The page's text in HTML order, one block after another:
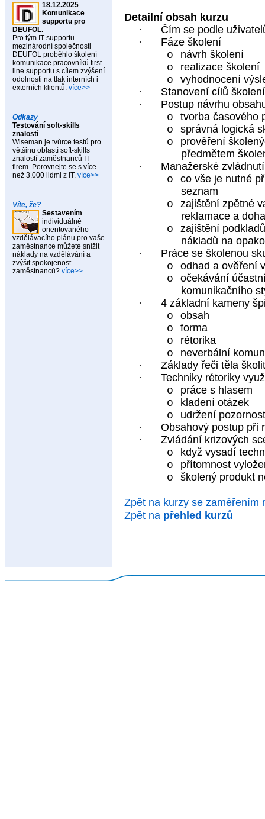
18.12.2025
Komunikace
supportu pro
DEUFOL.
Pro tým IT supportu
mezinárodní společnosti
DEUFOL proběhlo školení
komunikace pracovníků first
line supportu s cílem zvýšení
odolnosti na tlak interních i
externích klientů. více>>
Odkazy
Testování soft-skills
znalostí
Wiseman je tvůrce testů pro
většinu oblastí soft-skills
znalostí zaměstnanců IT
firem. Porovnejte se s více
než 3.000 lidmi z IT. více>>
Víte, že?
Sestavením
individuálně
orientovaného
vzdělávacího plánu pro vaše
zaměstnance můžete snížit
náklady na vzdělávání a
zvýšit spokojenost
zaměstnanců? více>>
Detailní obsah kurzu
·
Čím se podle
·
Fáze školení
o
návrh školení
o
realizace školení
o
vyhodnocení
·
Stanovení cílů školení
·
Postup návrhu
o
tvorba časového
o
správná logická
o
prověření
předmětem
·
Manažerské
o
co vše je nutné
seznam
o
zajištění zpětné
reklamace a
o
zajištění
nákladů na
·
Práce se školenou
o
odhad a ověření
o
očekávání
komunikačního
·
4 základní kameny
o
obsah
o
forma
o
rétorika
o
neverbální
·
Základy řeči těla
·
Techniky rétoriky
o
práce s hlasem
o
kladení otázek
o
udržení
·
Obsahový postup při
·
Zvládání krizových
o
když vysadí
o
přítomnost
o
školený produkt
Zpět na kurzy se zaměřením
Zpět na přehled kurzů